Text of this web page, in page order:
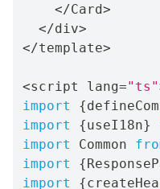
</Card>
</div>
</template>
<script lang="ts"
import
{
import
{useI18n}
import
Common
import
{
import
{